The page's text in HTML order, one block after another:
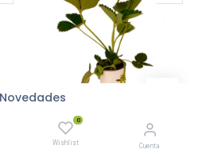
Novedades
0
Wishlist Cuenta
FRESA H50 CM APROX. / BOL